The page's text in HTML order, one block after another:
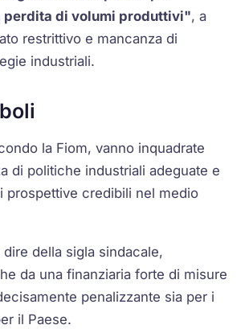
perdita di volumi produttivi", a
restrittivo e mancanza di
industriali.
la Fiom, vanno inquadrate
di politiche industriali adeguate e
prospettive credibili nel medio
della sigla sindacale,
da una finanziaria forte di misure
penalizzante sia per i
il Paese.